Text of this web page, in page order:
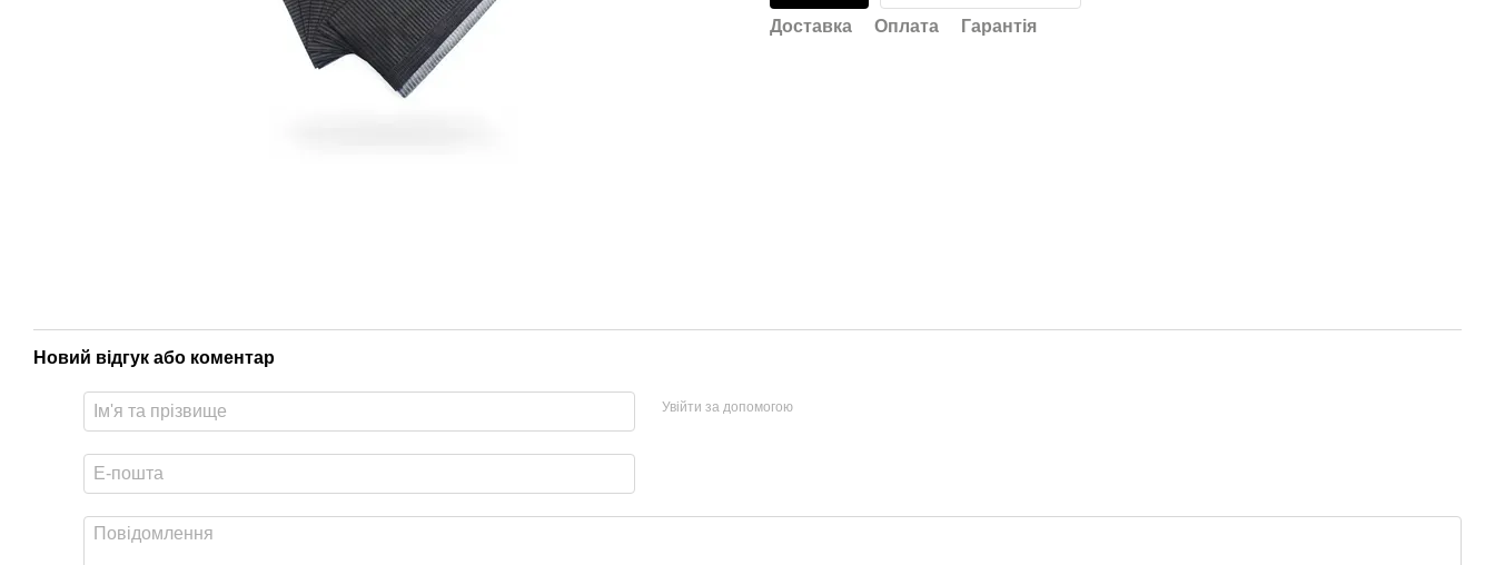
Доставка Оплата Гарантія
Новий відгук або коментар
Увійти за допомогою